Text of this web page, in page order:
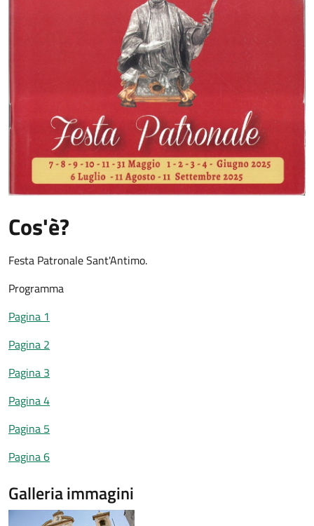
Cos'è?
Festa Patronale Sant'Antimo.
Programma
Pagina 1
Pagina 2
Pagina 3
Pagina 4
Pagina 5
Pagina 6
Galleria immagini